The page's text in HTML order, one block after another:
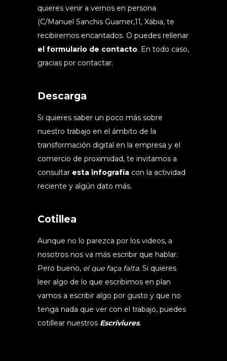
quieres venir a vernos en persona
(C/Manuel Sanchis Guarner,11, Xàbia, te
recibiremos encantados. O puedes rellenar
el formulario de contacto. En todo caso,
gracias por contactar.
Descarga
Si quieres saber un poco más sobre
nuestro trabajo en el ámbito de la
transformación digital en la empresa y el
comercio de proximidad, te invitamos a
consultar esta infografía con la actividad
reciente y algún dato más.
Cotillea
Aunque no lo parezca por los videos, a
nosotros nos va más escribir que hablar.
Pero bueno, el que faça falta. Si quieres
leer algo de lo que escribimos en plan
vamos a escribir algo por gusto y que no
tenga nada que ver con el trabajo, puedes
cotillear nuestros Escriviures.